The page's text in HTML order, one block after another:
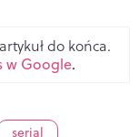
do końca.
w Google.
serial